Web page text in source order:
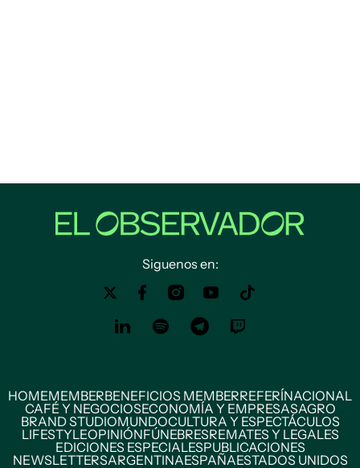
Siguenos en:
HOMEMEMBERBENEFICIOS MEMBERREFERÍNACIONAL
CAFÉ Y NEGOCIOSECONOMÍA Y EMPRESASAGRO
BRAND STUDIOMUNDOCULTURA Y ESPECTÁCULOS
LIFESTYLEOPINIÓNFÚNEBRESREMATES Y LEGALES
EDICIONES ESPECIALESPUBLICACIONES
NEWSLETTERSARGENTINAESPAÑAESTADOS UNIDOS